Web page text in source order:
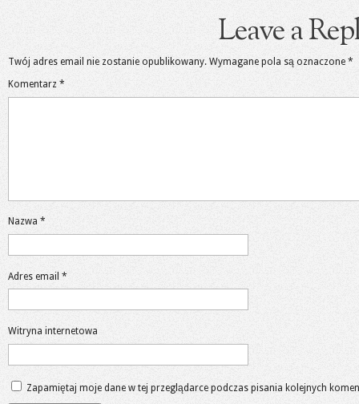
Leave a
Twój adres email nie zostanie opublikowany. Wymagane pola są oznaczone *
Komentarz *
Nazwa *
Adres email *
Witryna internetowa
Zapamiętaj moje dane w tej przeglądarce podczas pisania kolejnych